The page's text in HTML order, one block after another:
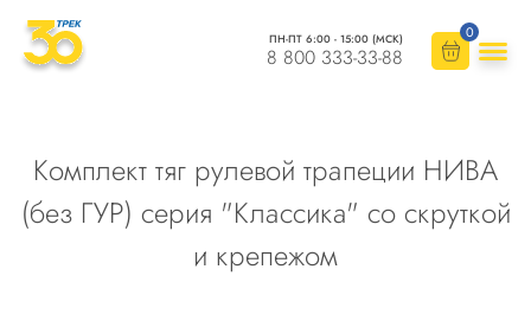
ПН-ПТ 6:00 - 15:00 (МСК)
8 800 333-33-88
0
Комплект тяг рулевой трапеции НИВА
(без ГУР) серия "Классика" со скруткой
и крепежом